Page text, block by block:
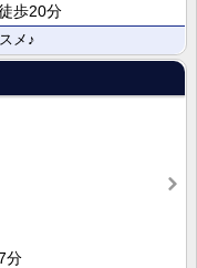
歩20分
メ♪
分